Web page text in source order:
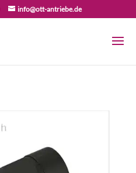
info@ott-antriebe.de